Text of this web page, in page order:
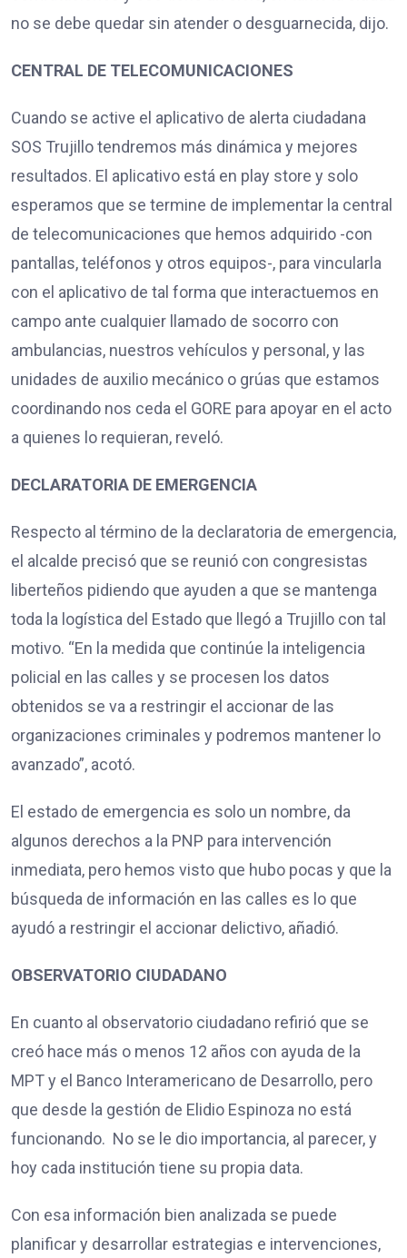
no se debe quedar sin atender o desguarnecida, dijo.
CENTRAL DE TELECOMUNICACIONES
Cuando se active el aplicativo de alerta ciudadana
SOS Trujillo tendremos más dinámica y mejores
resultados. El aplicativo está en play store y solo
esperamos que se termine de implementar la central
de telecomunicaciones que hemos adquirido -con
pantallas, teléfonos y otros equipos-, para vincularla
con el aplicativo de tal forma que interactuemos en
campo ante cualquier llamado de socorro con
ambulancias, nuestros vehículos y personal, y las
unidades de auxilio mecánico o grúas que estamos
coordinando nos ceda el GORE para apoyar en el acto
a quienes lo requieran, reveló.
DECLARATORIA DE EMERGENCIA
Respecto al término de la declaratoria de emergencia,
el alcalde precisó que se reunió con congresistas
liberteños pidiendo que ayuden a que se mantenga
toda la logística del Estado que llegó a Trujillo con tal
motivo. “En la medida que continúe la inteligencia
policial en las calles y se procesen los datos
obtenidos se va a restringir el accionar de las
organizaciones criminales y podremos mantener lo
avanzado”, acotó.
El estado de emergencia es solo un nombre, da
algunos derechos a la PNP para intervención
inmediata, pero hemos visto que hubo pocas y que la
búsqueda de información en las calles es lo que
ayudó a restringir el accionar delictivo, añadió.
OBSERVATORIO CIUDADANO
En cuanto al observatorio ciudadano refirió que se
creó hace más o menos 12 años con ayuda de la
MPT y el Banco Interamericano de Desarrollo, pero
que desde la gestión de Elidio Espinoza no está
funcionando. No se le dio importancia, al parecer, y
hoy cada institución tiene su propia data.
Con esa información bien analizada se puede
planificar y desarrollar estrategias e intervenciones,